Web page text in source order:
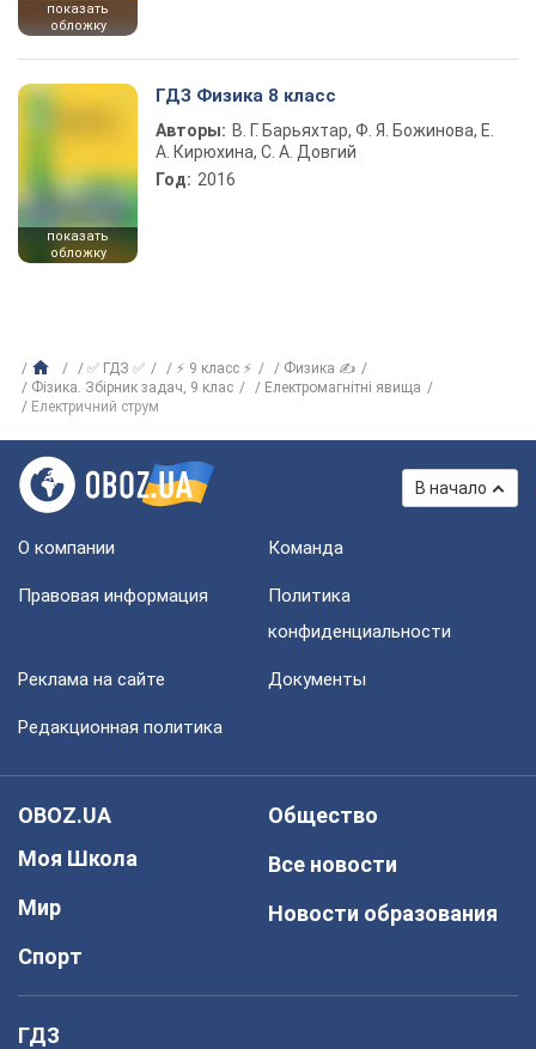
показать
обложку
показать
обложку
ГДЗ Физика 8 класс
Авторы: В. Г. Барьяхтар, Ф. Я. Божинова, Е.
А. Кирюхина, С. А. Довгий
Год: 2016
✅ ГДЗ ✅ ⚡ 9 класс ⚡
Физика ✍
Фізика. Збірник задач, 9 клас
Електромагнітні явища
Електричний струм
В начало
О компании Команда
Правовая информация
Политика
конфиденциальности
Реклама на сайте Документы
Редакционная политика
OBOZ.UA
Моя Школа
Мир
Спорт
Общество
Все новости
Новости образования
ГДЗ